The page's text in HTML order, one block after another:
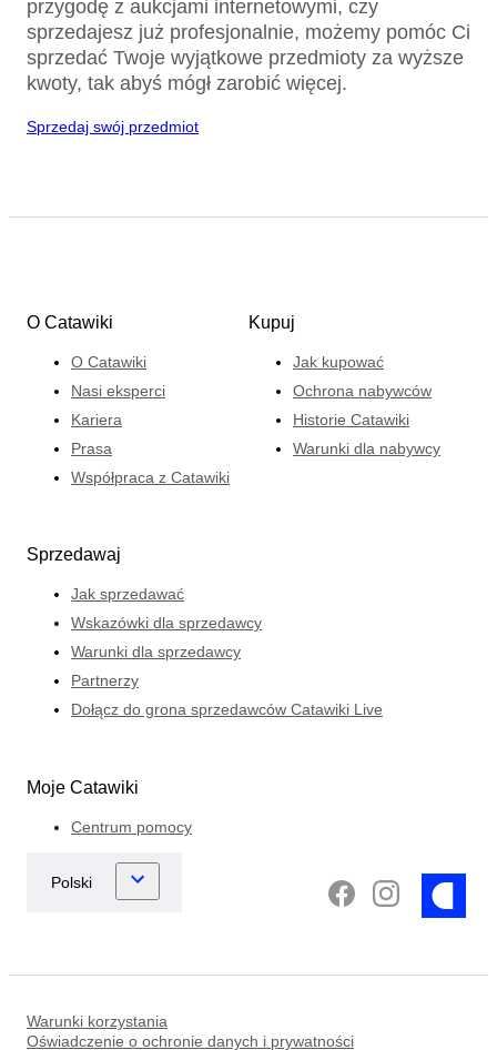
przygodę z aukcjami internetowymi, czy
sprzedajesz już profesjonalnie, możemy pomóc Ci
sprzedać Twoje wyjątkowe przedmioty za wyższe
kwoty, tak abyś mógł zarobić więcej.
Sprzedaj swój przedmiot
O Catawiki
O Catawiki
Nasi eksperci
Kariera
Prasa
Współpraca z Catawiki
Kupuj
Jak kupować
Ochrona nabywców
Historie Catawiki
Warunki dla nabywcy
Sprzedawaj
Jak sprzedawać
Wskazówki dla sprzedawcy
Warunki dla sprzedawcy
Partnerzy
Dołącz do grona sprzedawców Catawiki Live
Moje Catawiki
Centrum pomocy
Warunki korzystania
Oświadczenie o ochronie danych i prywatności